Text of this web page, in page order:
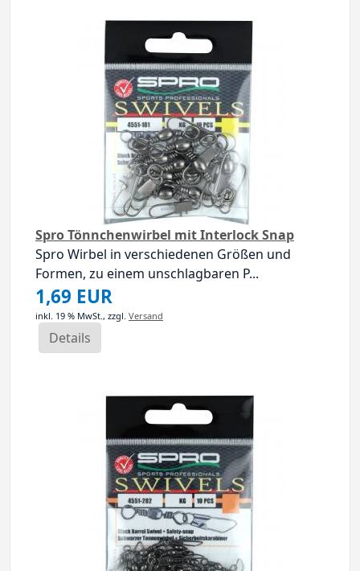
Spro Tönnchenwirbel mit Interlock Snap
Spro Wirbel in verschiedenen Größen und
Formen, zu einem unschlagbaren P...
1,69 EUR
inkl. 19 % MwSt., zzgl. Versand
Details